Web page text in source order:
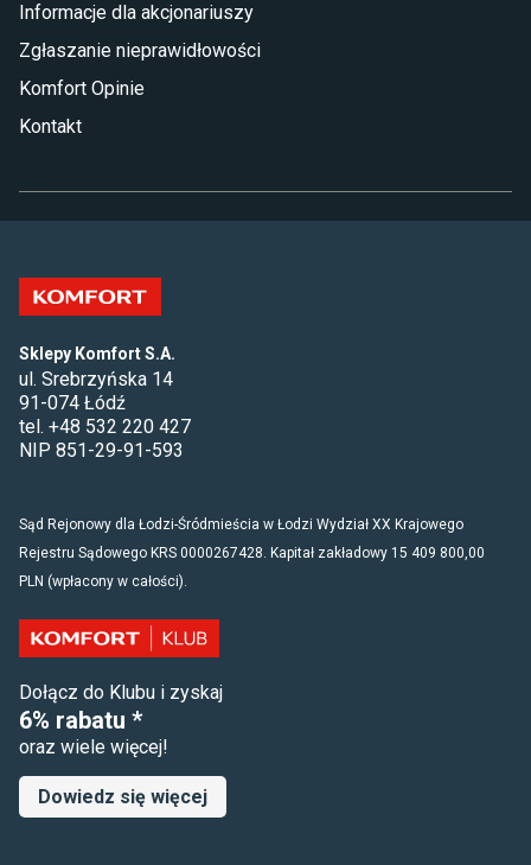
Informacje dla akcjonariuszy
Zgłaszanie nieprawidłowości
Komfort Opinie
Kontakt
Sklepy Komfort S.A.
ul. Srebrzyńska 14
91-074 Łódź
tel. +48 532 220 427
NIP 851-29-91-593
Sąd Rejonowy dla Łodzi-Śródmieścia w Łodzi Wydział XX Krajowego
Rejestru Sądowego KRS 0000267428. Kapitał zakładowy 15 409 800,00
PLN (wpłacony w całości).
Dołącz do Klubu i zyskaj
6% rabatu *
oraz wiele więcej!
Dowiedz się więcej